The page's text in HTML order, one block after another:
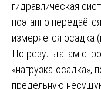
гидравлическая
поэтапно
измеряется осадка
По результатам
«нагрузка-осадка»,
предельную